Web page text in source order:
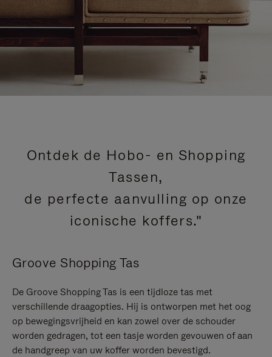
Ontdek de Hobo- en Shopping
Tassen,
de perfecte aanvulling op onze
iconische koffers."
Groove Shopping Tas
De Groove Shopping Tas is een tijdloze tas met
verschillende draagopties. Hij is ontworpen met het oog
op bewegingsvrijheid en kan zowel over de schouder
worden gedragen, tot een tasje worden gevouwen of aan
de handgreep van uw koffer worden bevestigd.